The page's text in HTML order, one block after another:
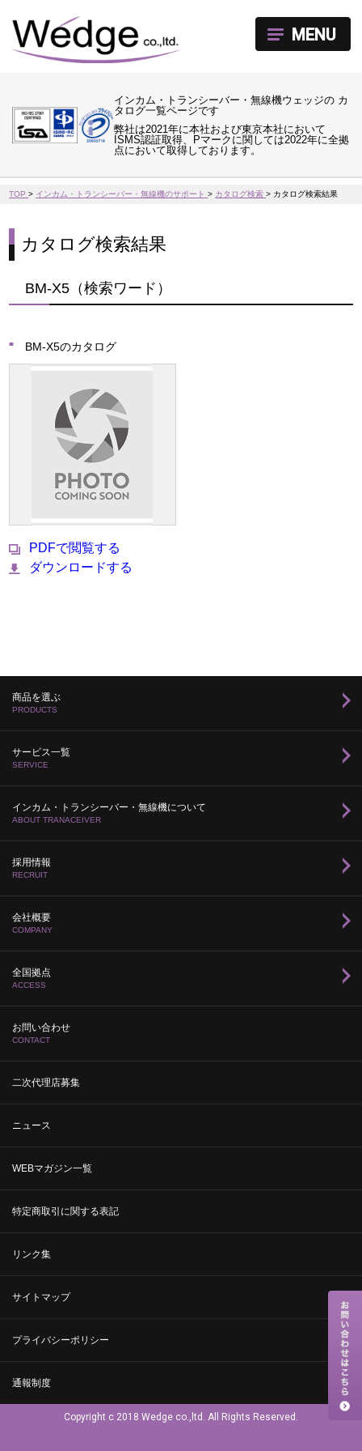
インカム・トランシーバー・無線機ウェッジの カ
タログ一覧ページです
弊社は2021年に本社および東京本社において
ISMS認証取得、Pマークに関しては2022年に全拠
点において取得しております。
MENU
TOP> インカム・トランシーバー・無線機のサポート> カタログ検索> カタログ検索結果
カタログ検索結果
BM-X5（検索ワード）
BM-X5のカタログ
PDFで閲覧する
ダウンロードする
商品を選ぶ
PRODUCTS
サービス一覧
SERVICE
インカム・トランシーバー・無線機について
ABOUT TRANACEIVER
採用情報
RECRUIT
会社概要
COMPANY
全国拠点
ACCESS
お問い合わせ
CONTACT
二次代理店募集
ニュース
WEBマガジン一覧
特定商取引に関する表記
リンク集
サイトマップ
プライバシーポリシー
通報制度
Copyright c 2018 Wedge co.,ltd. All Rights Reserved.